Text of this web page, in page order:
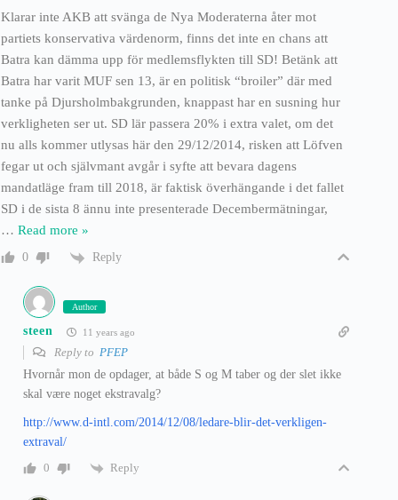
Klarar inte AKB att svänga de Nya Moderaterna åter mot
partiets konservativa värdenorm, finns det inte en chans att
Batra kan dämma upp för medlemsflykten till SD! Betänk att
Batra har varit MUF sen 13, är en politisk “broiler” där med
tanke på Djursholmbakgrunden, knappast har en susning hur
verkligheten ser ut. SD lär passera 20% i extra valet, om det
nu alls kommer utlysas här den 29/12/2014, risken att Löfven
fegar ut och självmant avgår i syfte att bevara dagens
mandatläge fram till 2018, är faktisk överhängande i det fallet
SD i de sista 8 ännu inte presenterade Decembermätningar,
… Read more »
0 Reply
Author
steen 11 years ago
Reply to PFEP
Hvornår mon de opdager, at både S og M taber og der slet ikke
skal være noget ekstravalg?
http://www.d-intl.com/2014/12/08/ledare-blir-det-verkligen-
extraval/
0
Reply